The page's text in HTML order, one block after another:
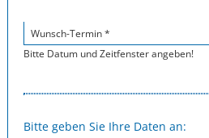
Wunsch-Termin *
Bitte Datum und Zeitfenster angeben!
Bitte geben Sie Ihre Daten an: